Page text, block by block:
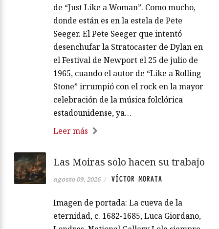
de “Just Like a Woman”. Como mucho,
donde están es en la estela de Pete
Seeger. El Pete Seeger que intentó
desenchufar la Stratocaster de Dylan en
el Festival de Newport el 25 de julio de
1965, cuando el autor de “Like a Rolling
Stone” irrumpió con el rock en la mayor
celebración de la música folclórica
estadounidense, ya…
Leer más
Las Moiras solo hacen su trabajo
agosto 09, 2026 / VÍCTOR MORATA
Imagen de portada: La cueva de la
eternidad, c. 1682-1685, Luca Giordano,